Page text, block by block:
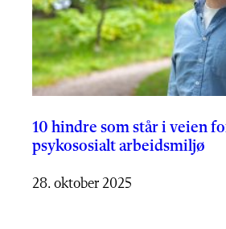
10 hindre som står i veien
psykososialt arbeidsmiljø
28. oktober 2025